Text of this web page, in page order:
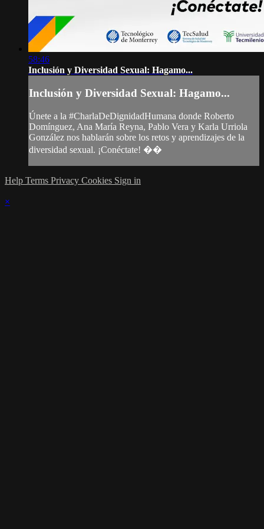
58:46
Inclusión y Diversidad Sexual: Hagamo...
Inclusión y Diversidad Sexual: Hagamo...
Únete a la #CharlaDeDignidadHumana donde Roberto
Domínguez, Ana María Reyna, Pablo Vera y Karla Urriola
González nos hablarán sobre los retos y aprendizajes de la
diversidad sexual. ¡Conéctate! ��
Help Terms Privacy Cookies Sign in
×